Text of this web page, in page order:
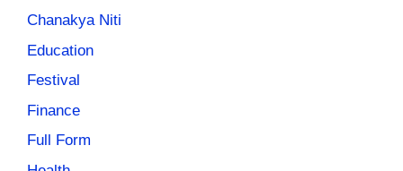
Chanakya Niti
Education
Festival
Finance
Full Form